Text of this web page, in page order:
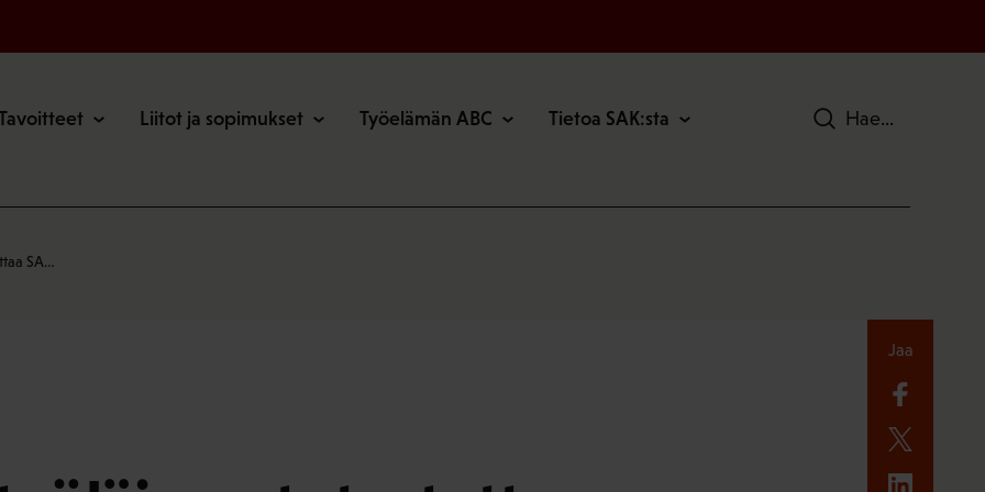
Liitot ja sopimukset Työelämän ABC Tietoa SAK:sta Hae
SA…
Jaa